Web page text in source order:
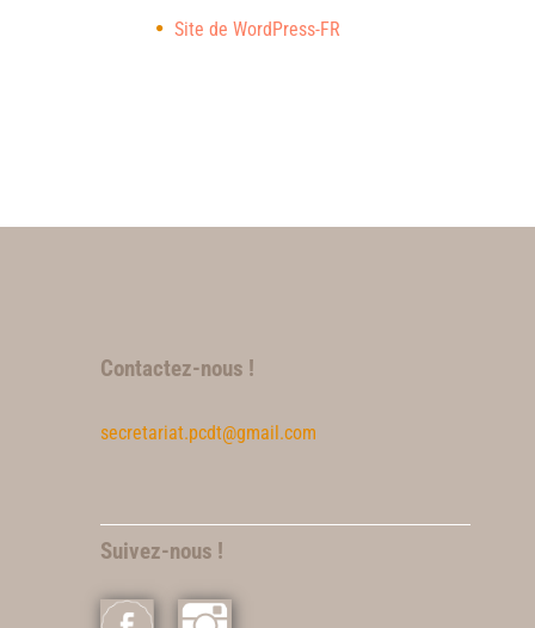
Site de WordPress-FR
Contactez-nous !
secretariat.pcdt@gmail.com
Suivez-nous !